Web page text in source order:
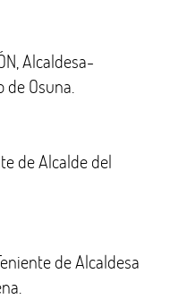
Alcaldesa-
Osuna.
de Alcalde del
de Alcaldesa